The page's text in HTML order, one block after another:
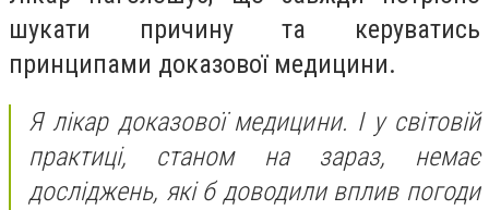
шукати причину та керуватись
принципами доказової медицини.
Я лікар доказової медицини. І у світовій
практиці, станом на зараз, немає
досліджень, які б доводили вплив погоди